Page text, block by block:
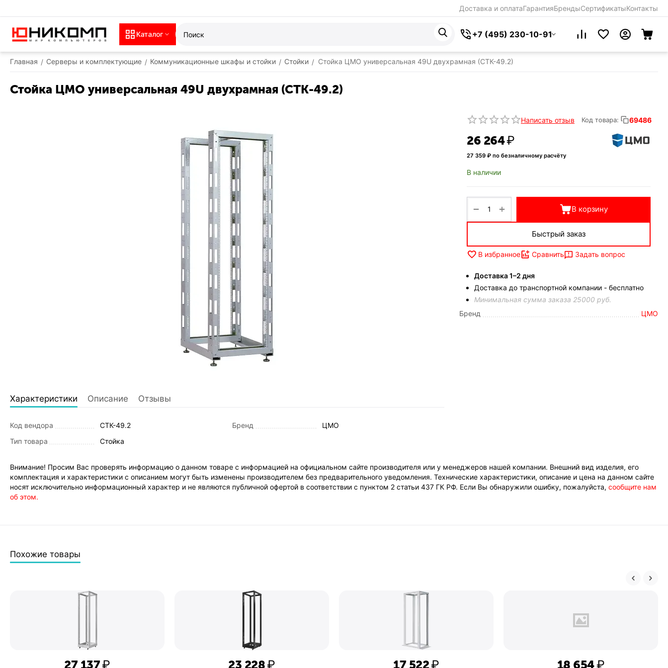
Доставка и оплатаГарантияБрендыСертификатыКонтакты
Каталог +7 (495) 230-10-91
Главная / Серверы и комплектующие / Коммуникационные шкафы и стойки / Стойки / Стойка ЦМО универсальная 49U двухрамная (СТК-49.2)
Стойка ЦМО универсальная 49U двухрамная (СТК-49.2)
Написать отзыв Код товара: 69486
26 264₽
27 359 ₽ по безналичному расчёту
В наличии
+
− В корзину
Быстрый заказ
В избранное Сравнить Задать вопрос
Доставка 1–2 дня
Доставка до транспортной компании - бесплатно
Минимальная сумма заказа 25000 руб.
Бренд
ЦМО
Характеристики Описание Отзывы
Код вендора
СТК-49.2
Тип товара
Стойка
Бренд ЦМО
Внимание! Просим Вас проверять информацию о данном товаре с информацией на официальном сайте производителя или у менеджеров нашей компании. Внешний вид изделия, его
комплектация и характеристики с описанием могут быть изменены производителем без предварительного уведомления. Технические характеристики, описание и цена на данном сайте
носят исключительно информационный характер и не являются публичной офертой в соответствии с пунктом 2 статьи 437 ГК РФ. Если Вы обнаружили ошибку, пожалуйста, сообщите нам
об этом.
Похожие товары
27 137₽ 23 228₽ 17 522₽ 18 654₽